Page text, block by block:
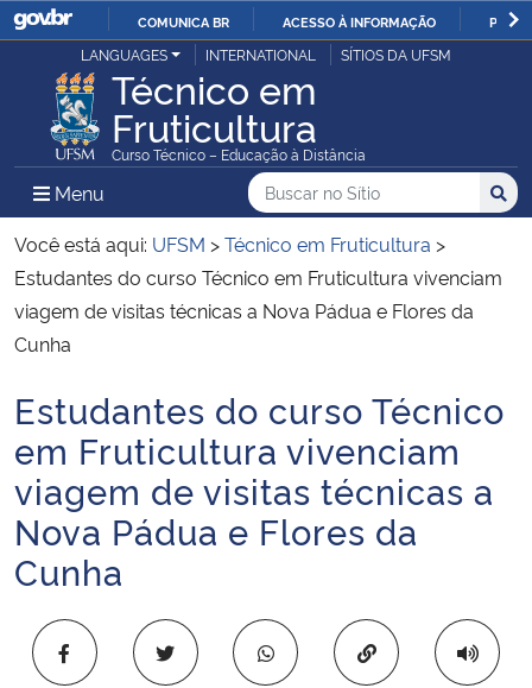
IR
PARA
CONTEÚDO
COMUNICA BR ACESSO À INFORMAÇÃO
Ministério da Justiça e Segurança Pública
Ministério da Defesa
Ministério das Relações Exteriores
Ministério da Economia
Ministério da Agricultura, Pecuária e Abastecimento
Ministério da Educação
Ministério da Cidadania
Ministério da Saúde
Ministério de Minas e Energia
LANGUAGES INTERNATIONAL SÍTIOS DA UFSM
Técnico em
Fruticultura
Curso Técnico – Educação à Distância
Menu Menu Principal do Sítio
Busca
Buscar no no Sítio
Busca:
Você está aqui: UFSM >Técnico em Fruticultura >
Estudantes do curso Técnico em Fruticultura vivenciam
viagem de visitas técnicas a Nova Pádua e Flores da
Cunha
Início do conteúdo
Estudantes do curso Técnico
em Fruticultura vivenciam
viagem de visitas técnicas a
Nova Pádua e Flores da
Cunha
Copiar para área